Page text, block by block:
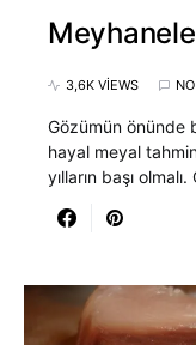
3,6K VIEWS
Gözümün önünde
hayal meyal
yılların başı